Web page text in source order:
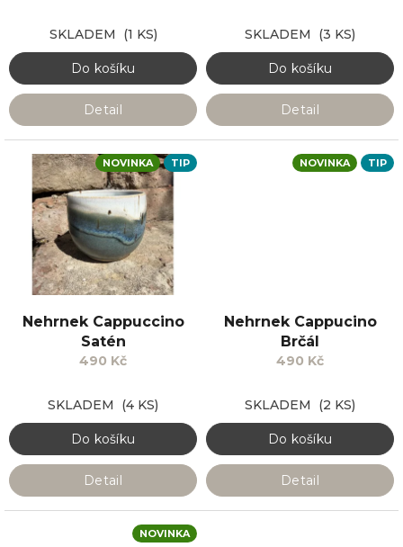
SKLADEM (1 KS)
Do košíku
Detail
SKLADEM (3 KS)
Do košíku
Detail
NOVINKA TIP
Nehrnek Cappuccino
Satén
490 Kč
SKLADEM (4 KS)
Do košíku
Detail
NOVINKA TIP
Nehrnek Cappucino
Brčál
490 Kč
SKLADEM (2 KS)
Do košíku
Detail
NOVINKA